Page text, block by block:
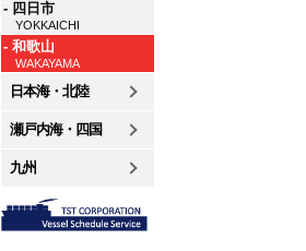
- 四日市
YOKKAICHI
- 和歌山
WAKAYAMA
日本海・北陸
瀬戸内海・四国
九州